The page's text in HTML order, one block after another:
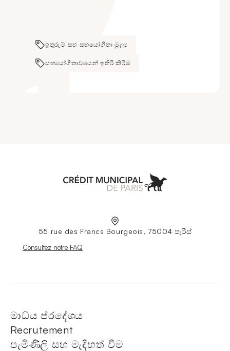
ඉතුරුම් සහ සහයෝගීතා මූල්‍ය
සහයෝගීතාවයෙන් ඉතිරි කිරීම
55 rue des Francs Bourgeois, 75004 පැරිස්
Nouvelle fenêtre
Consultez notre FAQ
මාධ්ය ප්රදේශය
Recrutement
පැමිණිලි සහ මැදිහත් වීම